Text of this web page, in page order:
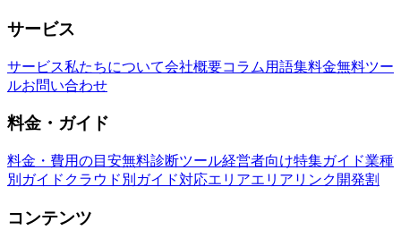
サービス
サービス私たちについて会社概要コラム 用語集料金無料ツー
ルお問い合わせ
料金・ガイド
料金・費用の目安無料診断ツール経営者向け特集ガイド業種
別ガイド クラウド別ガイド対応エリアエリアリンク開発割
コンテンツ